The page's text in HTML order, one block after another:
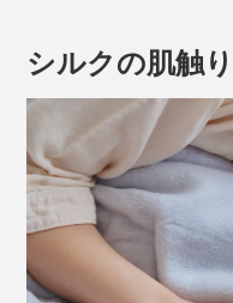
シルクの肌触